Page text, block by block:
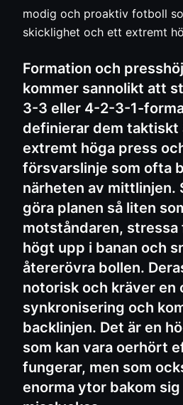
modig och proaktiv fotboll
skicklighet och ett extremt
Formation och
kommer sannolikt att
3-3 eller 4-2-3-1-
definierar dem taktiskt
extremt höga press
försvarslinje som ofta
närheten av mittlinjen.
göra planen så liten
motståndaren, stressa
högt upp i banan och
återerövra bollen.
notorisk och kräver en
synkronisering och
backlinjen. Det är en
som kan vara oerhört
fungerar, men som
enorma ytor bakom sig